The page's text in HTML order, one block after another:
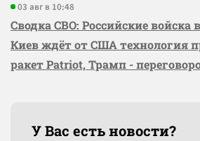
03 авг в 10:48
Сводка СВО: Российские войска
Киев ждёт от США технология
ракет Patriot, Трамп -
У Вас есть новости?